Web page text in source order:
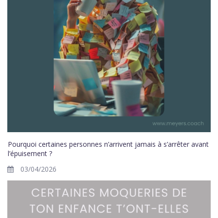
Pourquoi certaines personnes n’arrivent jamais à s’arrêter avant
l’épuisement ?
03/04/2026